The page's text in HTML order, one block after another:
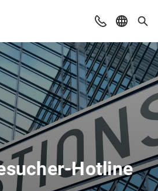
Beratung &
Sprache
Hotline